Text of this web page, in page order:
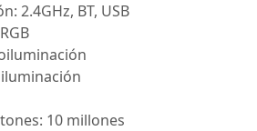
2.4GHz, BT, USB
10 millones